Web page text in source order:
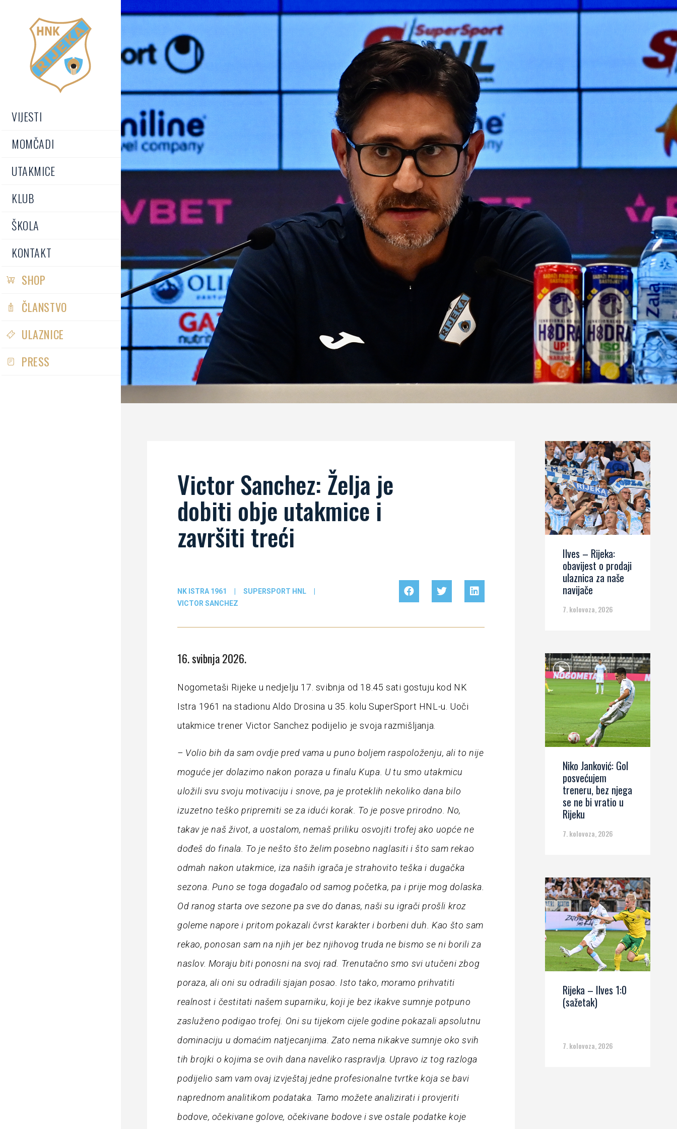
VIJESTI
MOMČADI
UTAKMICE
KLUB
ŠKOLA
KONTAKT
SHOP
ČLANSTVO
ULAZNICE
PRESS
Victor Sanchez: Želja je
dobiti obje utakmice i
završiti treći
NK ISTRA 1961 SUPERSPORT HNL
VICTOR SANCHEZ
16. svibnja 2026.
Nogometaši Rijeke u nedjelju 17. svibnja od 18.45 sati gostuju kod NK
Istra 1961 na stadionu Aldo Drosina u 35. kolu SuperSport HNL-u. Uoči
utakmice trener Victor Sanchez podijelio je svoja razmišljanja.
– Volio bih da sam ovdje pred vama u puno boljem raspoloženju, ali to nije
moguće jer dolazimo nakon poraza u finalu Kupa. U tu smo utakmicu
uložili svu svoju motivaciju i snove, pa je proteklih nekoliko dana bilo
izuzetno teško pripremiti se za idući korak. To je posve prirodno. No,
takav je naš život, a uostalom, nemaš priliku osvojiti trofej ako uopće ne
dođeš do finala. To je nešto što želim posebno naglasiti i što sam rekao
odmah nakon utakmice, iza naših igrača je strahovito teška i dugačka
sezona. Puno se toga događalo od samog početka, pa i prije mog dolaska.
Od ranog starta ove sezone pa sve do danas, naši su igrači prošli kroz
goleme napore i pritom pokazali čvrst karakter i borbeni duh. Kao što sam
rekao, ponosan sam na njih jer bez njihovog truda ne bismo se ni borili za
naslov. Moraju biti ponosni na svoj rad. Trenutačno smo svi utučeni zbog
poraza, ali oni su odradili sjajan posao. Isto tako, moramo prihvatiti
realnost i čestitati našem suparniku, koji je bez ikakve sumnje potpuno
zasluženo podigao trofej. Oni su tijekom cijele godine pokazali apsolutnu
dominaciju u domaćim natjecanjima. Zato nema nikakve sumnje oko svih
tih brojki o kojima se ovih dana naveliko raspravlja. Upravo iz tog razloga
podijelio sam vam ovaj izvještaj jedne profesionalne tvrtke koja se bavi
naprednom analitikom podataka. Tamo možete analizirati i provjeriti
bodove, očekivane golove, očekivane bodove i sve ostale podatke koje
Ilves – Rijeka:
obavijest o prodaji
ulaznica za naše
navijače
7. kolovoza, 2026
Niko Janković: Gol
posvećujem
treneru, bez njega
se ne bi vratio u
Rijeku
7. kolovoza, 2026
Rijeka – Ilves 1:0
(sažetak)
7. kolovoza, 2026